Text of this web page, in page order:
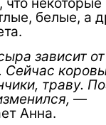
белые, а
зависит от
Сейчас
траву.
—
Анна.